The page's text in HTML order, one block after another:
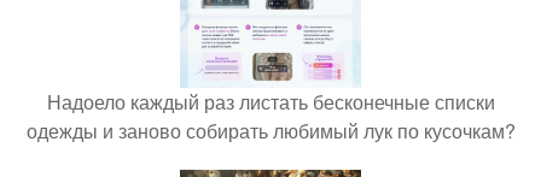
Надоело каждый раз листать бесконечные списки
одежды и заново собирать любимый лук по кусочкам?